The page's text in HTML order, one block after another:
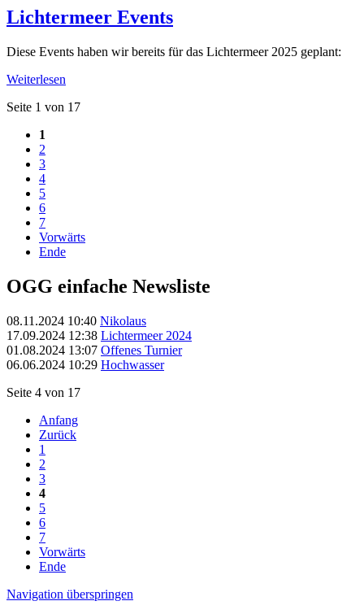
Lichtermeer Events
Diese Events haben wir bereits für das Lichtermeer 2025 geplant:
Weiterlesen
Seite 1 von 17
1
2
3
4
5
6
7
Vorwärts
Ende
OGG einfache Newsliste
08.11.2024 10:40 Nikolaus
17.09.2024 12:38 Lichtermeer 2024
01.08.2024 13:07 Offenes Turnier
06.06.2024 10:29 Hochwasser
Seite 4 von 17
Anfang
Zurück
1
2
3
4
5
6
7
Vorwärts
Ende
Navigation überspringen